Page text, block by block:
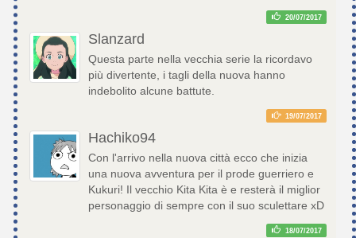
20/07/2017
Slanzard
Questa parte nella vecchia serie la ricordavo
più divertente, i tagli della nuova hanno
indebolito alcune battute.
19/07/2017
Hachiko94
Con l'arrivo nella nuova città ecco che inizia
una nuova avventura per il prode guerriero e
Kukuri! Il vecchio Kita Kita è e resterà il miglior
personaggio di sempre con il suo sculettare xD
18/07/2017